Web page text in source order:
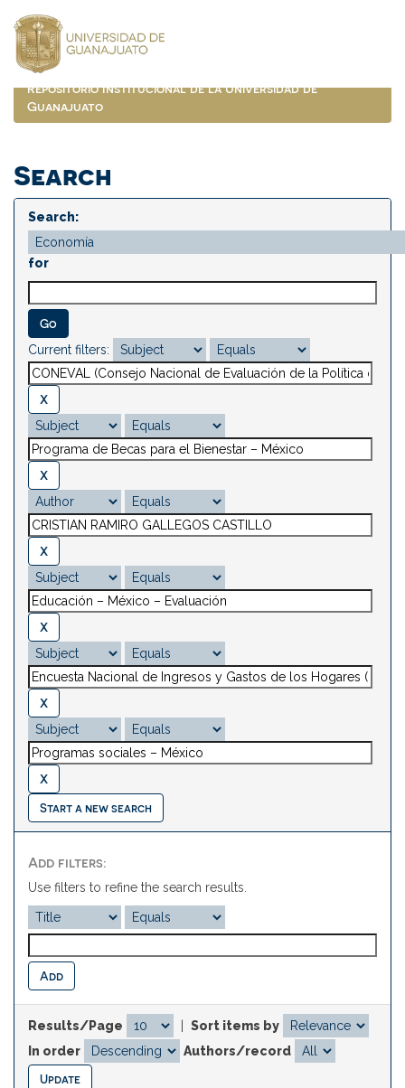
navigation
Repositorio Institucional de la Universidad de
Guanajuato
Search
Search:
for
Current filters:
Start a new search
Add filters:
Use filters to refine the search results.
Results/Page
Sort items by
In order
Authors/record